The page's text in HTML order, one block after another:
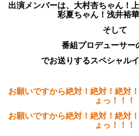
出演メンバーは、大村杏ちゃん！
彩夏ちゃん！浅井裕
そして
番組プロデューサー
でお送りするスペシャル
お願いですから絶対！絶対！絶対
ょっ！！！
お願いですから絶対！絶対！絶対
ょっ！！！